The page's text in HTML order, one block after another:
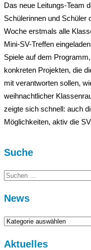
Das neue Leitungs-Team
Schülerinnen und Schüler
Woche erstmals alle
Mini-SV-Treffen
Spiele auf dem
konkreten Projekten, die
mit verantworten sollen,
weihnachtlicher
zeigte sich schnell: auch
Möglichkeiten, aktiv die
Suche
Suchen
News
News
Aktuelles